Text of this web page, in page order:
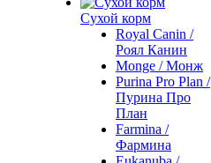
Сухой корм
Royal Canin /
Роял Канин
Monge / Монж
Purina Pro Plan /
Пурина Про
План
Farmina /
Фармина